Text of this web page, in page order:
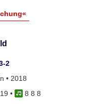
2
• 2018
•
8 8 8